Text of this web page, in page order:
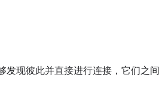
发现彼此并直接进行连接，它们之间